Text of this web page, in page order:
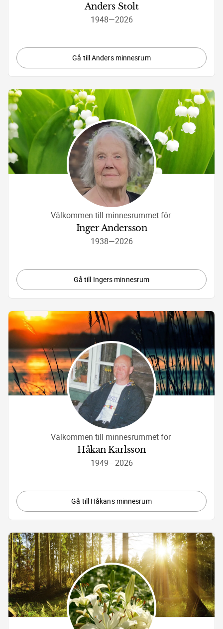
Anders Stolt
1948—2026
Gå till Anders minnesrum
Välkommen till minnesrummet för
Inger Andersson
1938—2026
Gå till Ingers minnesrum
Välkommen till minnesrummet för
Håkan Karlsson
1949—2026
Gå till Håkans minnesrum